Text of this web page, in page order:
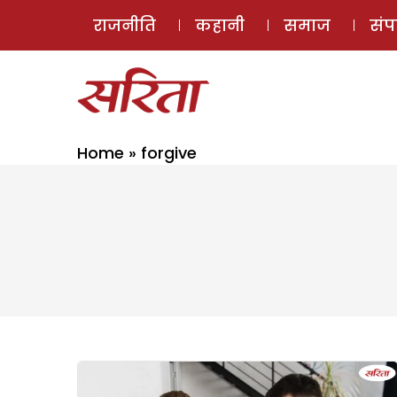
राजनीति कहानी समाज
Home » forgive